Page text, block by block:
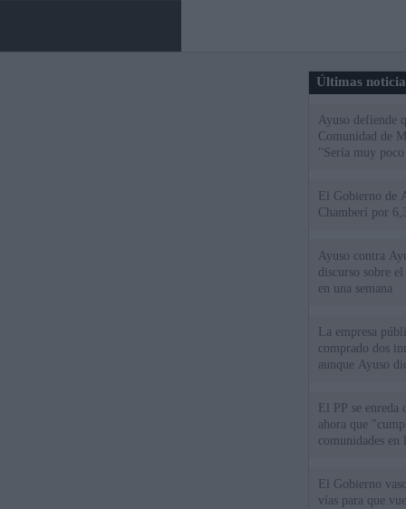
Últimas
Ayuso defiende
Comunidad de
"Sería muy
El Gobierno de
Chamberí por
Ayuso contra
discurso sobre
en una semana
La empresa
comprado dos
aunque Ayuso
El PP se
ahora que
comunidades en
El Gobierno
vías para que